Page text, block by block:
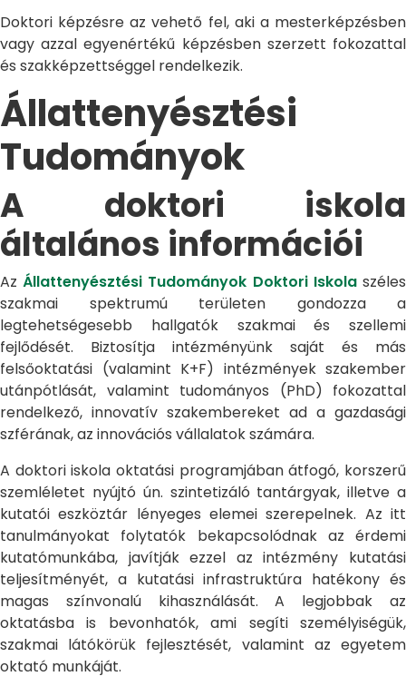
Doktori képzésre az vehető fel, aki a mesterképzésben
vagy azzal egyenértékű képzésben szerzett fokozattal
és szakképzettséggel rendelkezik.
Állattenyésztési
Tudományok
A doktori iskola
általános információi
AzÁllattenyésztési Tudományok Doktori Iskolaszéles
szakmai spektrumú területen gondozza a
legtehetségesebb hallgatók szakmai és szellemi
fejlődését. Biztosítja intézményünk saját és más
felsőoktatási (valamint K+F) intézmények szakember
utánpótlását, valamint tudományos (PhD) fokozattal
rendelkező, innovatív szakembereket ad a gazdasági
szférának, az innovációs vállalatok számára.
A doktori iskola oktatási programjában átfogó, korszerű
szemléletet nyújtó ún. szintetizáló tantárgyak, illetve a
kutatói eszköztár lényeges elemei szerepelnek. Az itt
tanulmányokat folytatók bekapcsolódnak az érdemi
kutatómunkába, javítják ezzel az intézmény kutatási
teljesítményét, a kutatási infrastruktúra hatékony és
magas színvonalú kihasználását. A legjobbak az
oktatásba is bevonhatók, ami segíti személyiségük,
szakmai látókörük fejlesztését, valamint az egyetem
oktató munkáját.